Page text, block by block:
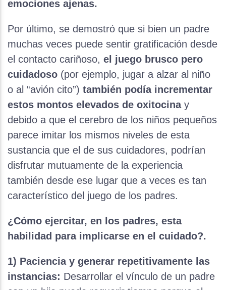
emociones ajenas.
Por último, se demostró que si bien un padre
muchas veces puede sentir gratificación desde
el contacto cariñoso, el juego brusco pero
cuidadoso (por ejemplo, jugar a alzar al niño
o al “avión cito”) también podía incrementar
estos montos elevados de oxitocinay
debido a que el cerebro de los niños pequeños
parece imitar los mismos niveles de esta
sustancia que el de sus cuidadores, podrían
disfrutar mutuamente de la experiencia
también desde ese lugar que a veces es tan
característico del juego de los padres.
¿Cómo ejercitar, en los padres, esta
habilidad para implicarse en el cuidado?.
1) Paciencia y generar repetitivamente las
instancias: Desarrollar el vínculo de un padre